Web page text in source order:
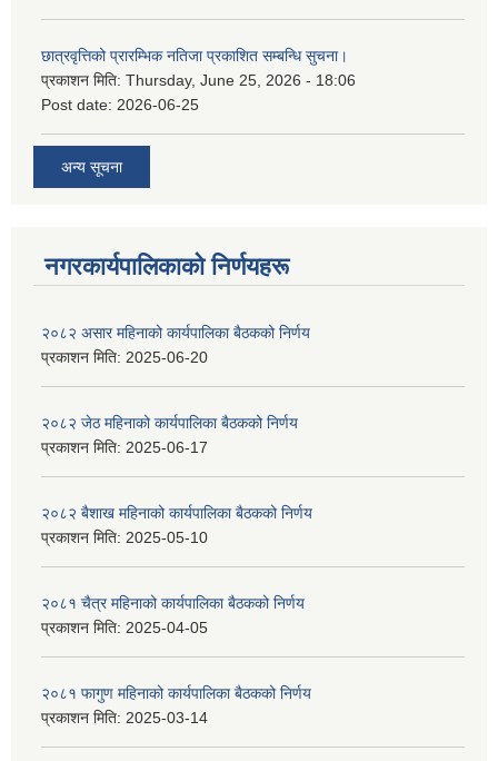
छात्रवृत्तिको प्रारम्भिक नतिजा प्रकाशित सम्बन्धि सुचना।
प्रकाशन मिति: Thursday, June 25, 2026 - 18:06
Post date: 2026-06-25
अन्य सूचना
नगरकार्यपालिकाकाे निर्णयहरू
२०८२ असार महिनाको कार्यपालिका बैठकको निर्णय
प्रकाशन मिति: 2025-06-20
२०८२ जेठ महिनाको कार्यपालिका बैठकको निर्णय
प्रकाशन मिति: 2025-06-17
२०८२ बैशाख महिनाको कार्यपालिका बैठकको निर्णय
प्रकाशन मिति: 2025-05-10
२०८१ चैत्र महिनाको कार्यपालिका बैठकको निर्णय
प्रकाशन मिति: 2025-04-05
२०८१ फागुण महिनाको कार्यपालिका बैठकको निर्णय
प्रकाशन मिति: 2025-03-14